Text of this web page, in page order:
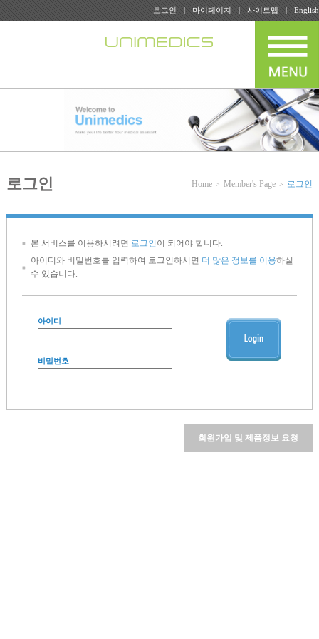
로그인 마이페이지 사이트맵 English
로그인 Home Member's Page 로그인
본 서비스를 이용하시려면 로그인 이 되어야 합니다.
아이디와 비밀번호를 입력하여 로그인하시면 더 많은 정보를 이용하실
수 있습니다.
아이디
비밀번호
회원가입 및 제품정보 요청